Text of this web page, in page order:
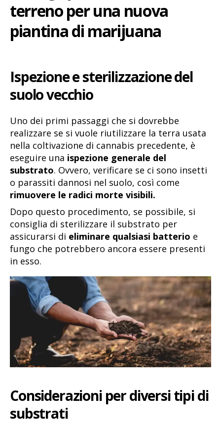
terreno per una nuova
piantina di marijuana
Ispezione e sterilizzazione del
suolo vecchio
Uno dei primi passaggi che si dovrebbe
realizzare se si vuole riutilizzare la terra usata
nella coltivazione di cannabis precedente, è
eseguire una ispezione generale del
substrato. Ovvero, verificare se ci sono insetti
o parassiti dannosi nel suolo, così come
rimuovere le radici morte visibili.
Dopo questo procedimento, se possibile, si
consiglia di sterilizzare il substrato per
assicurarsi di eliminare qualsiasi batterio e
fungo che potrebbero ancora essere presenti
in esso.
Considerazioni per diversi tipi di
substrati